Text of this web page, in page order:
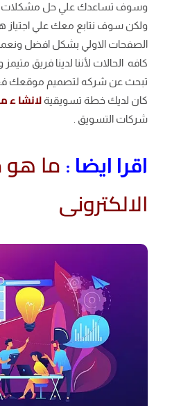
وسوف تساعدك علي حل مشكلات
ولكن سوف نتابع معك علي اجتياز
الصفحات الاولي بشكل افضل
كافه الحالات لأننا لدينا فريق
تبحث عن شركه لتصميم موقعك
كان لديك خطة تسويقيةلانشا ء
شركات التسويق .
اقرا ايضا : ما هو
الالكترونى